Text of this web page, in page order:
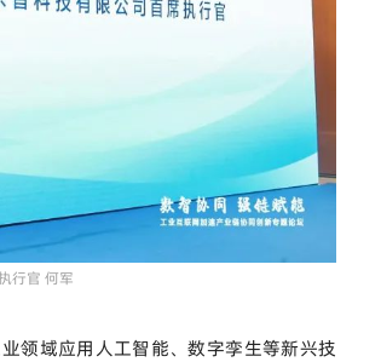
行官 何军
领域应用人工智能、数字孪生等新兴技